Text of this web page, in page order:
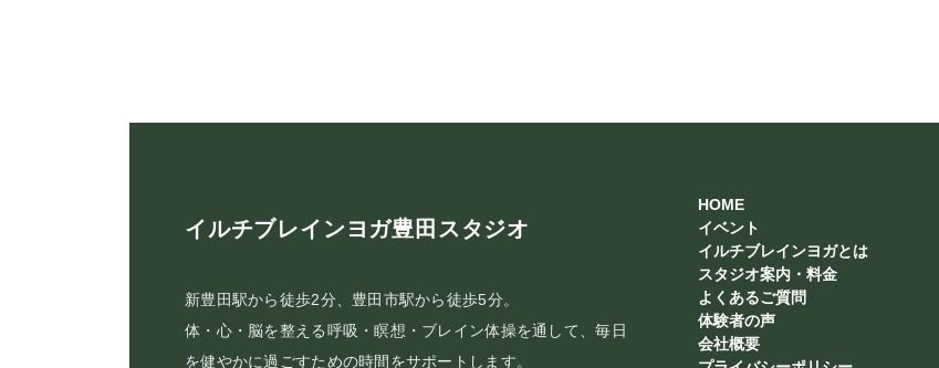
イルチブレインヨガ豊田スタジオ
新豊田駅から徒歩2分、豊田市駅から徒歩5分。
体・心・脳を整える呼吸・瞑想・ブレイン体操を通して、毎日
を健やかに過ごすための時間をサポートします。
HOME
イベント
イルチブレインヨガとは
スタジオ案内・料金
よくあるご質問
体験者の声
会社概要